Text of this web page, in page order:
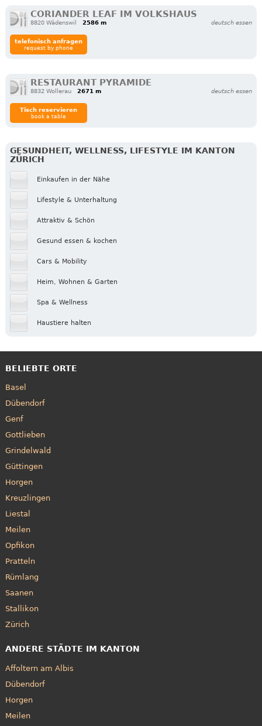
CORIANDER LEAF IM VOLKSHAUS
8820 Wädenswil 2586 m deutsch essen
telefonisch anfragen
request by phone
RESTAURANT PYRAMIDE
8832 Wollerau 2671 m deutsch essen
Tisch reservieren
book a table
GESUNDHEIT, WELLNESS, LIFESTYLE IM KANTON
ZÜRICH
Einkaufen in der Nähe
Lifestyle & Unterhaltung
Attraktiv & Schön
Gesund essen & kochen
Cars & Mobility
Heim, Wohnen & Garten
Spa & Wellness
Haustiere halten
BELIEBTE ORTE
Basel
Dübendorf
Genf
Gottlieben
Grindelwald
Güttingen
Horgen
Kreuzlingen
Liestal
Meilen
Opfikon
Pratteln
Rümlang
Saanen
Stallikon
Zürich
ANDERE STÄDTE IM KANTON
Affoltern am Albis
Dübendorf
Horgen
Meilen